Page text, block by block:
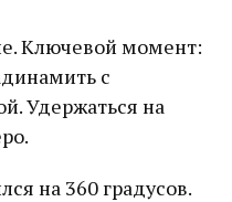
Ключевой момент:
с
Удержаться на
на 360 градусов.